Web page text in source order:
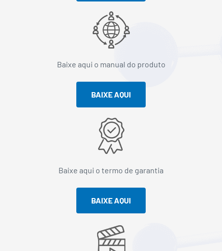
Baixe aqui o manual do produto
BAIXE AQUI
Baixe aqui o termo de garantia
BAIXE AQUI